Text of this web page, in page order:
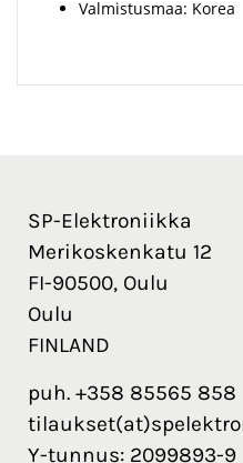
Valmistusmaa: Korea
SP-Elektroniikka
Merikoskenkatu 12
FI-90500, Oulu
Oulu
FINLAND
puh. +358 85565 858
Y-tunnus: 2099893-9